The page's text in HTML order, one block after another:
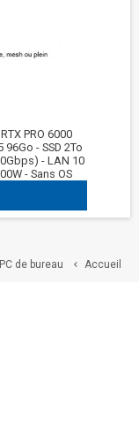
PRO 6000
96Go - SSD 2To
- LAN 10
- Sans OS
Accueil

de bureau